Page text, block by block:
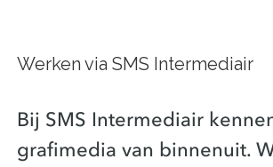
Werken via SMS Intermediair
Bij SMS Intermediair
grafimedia van binnenuit.